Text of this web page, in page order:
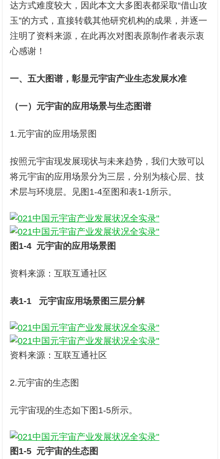
达方式难度较大，因此本文大多图表都采取“借山攻
玉”的方式，直接转载其他研究机构的成果，并逐一
注明了资料来源，在此再次对图表原制作者表示衷
心感谢！
一、五大图谱，彰显元宇宙产业生态发展水准
（一）元宇宙的应用场景与生态图谱
1.元宇宙的应用场景图
按照元宇宙现发展现状与未来趋势，我们大致可以
将元宇宙的应用场景分为三层，分别为核心层、技
术层与环境层。见图1-4至图和表1-1所示。
图1-4 元宇宙的应用场景图
资料来源：互联互通社区
表1-1 元宇宙应用场景图三层分解
资料来源：互联互通社区
2.元宇宙的生态图
元宇宙现的生态如下图1-5所示。
图1-5 元宇宙的生态图